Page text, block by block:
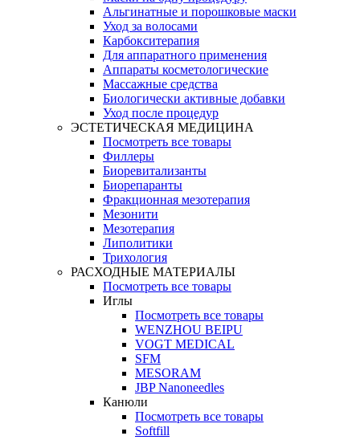
Альгинатные и порошковые маски
Уход за волосами
Карбокситерапия
Для аппаратного применения
Аппараты косметологические
Массажные средства
Биологически активные добавки
Уход после процедур
ЭСТЕТИЧЕСКАЯ МЕДИЦИНА
Посмотреть все товары
Филлеры
Биоревитализанты
Биорепаранты
Фракционная мезотерапия
Мезонити
Мезотерапия
Липолитики
Трихология
РАСХОДНЫЕ МАТЕРИАЛЫ
Посмотреть все товары
Иглы
Посмотреть все товары
WENZHOU BEIPU
VOGT MEDICAL
SFM
MESORAM
JBP Nanoneedles
Канюли
Посмотреть все товары
Softfill